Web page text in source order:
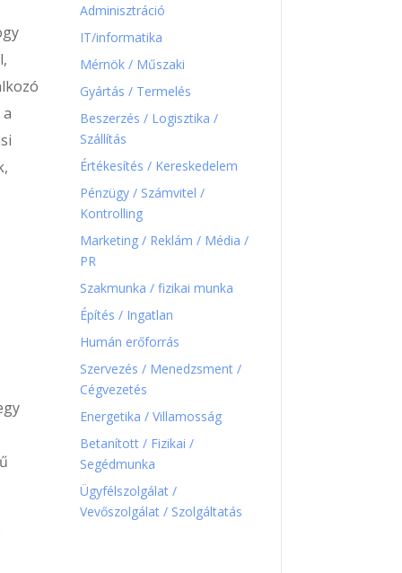
Adminisztráció
IT/informatika
Mérnök / Műszaki
Gyártás / Termelés
Beszerzés / Logisztika /
Szállítás
Értékesítés / Kereskedelem
Pénzügy / Számvitel /
Kontrolling
Marketing / Reklám / Média /
PR
Szakmunka / fizikai munka
Építés / Ingatlan
Humán erőforrás
Szervezés / Menedzsment /
Cégvezetés
Energetika / Villamosság
Betanított / Fizikai /
Segédmunka
Ügyfélszolgálat /
Vevőszolgálat / Szolgáltatás